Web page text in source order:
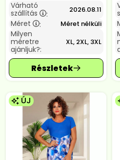
Várható
szállítás
: 2026.08.11
Méret : Méret nélküli
Milyen
méretre
ajánljuk?:
XL, 2XL, 3XL
ÚJ